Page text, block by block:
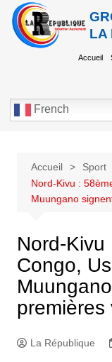
LA
Accueil
French
Accueil
Sport
Nord-Kivu :
Muungano
Nord-
Congo,
premières
La République